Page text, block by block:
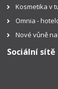
Kosmetika v
Omnia -
Nové vůně
Sociální sítě